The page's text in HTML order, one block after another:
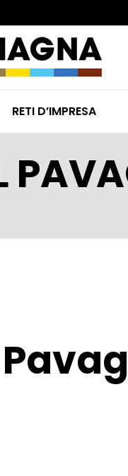
RETI D’IMPRESA